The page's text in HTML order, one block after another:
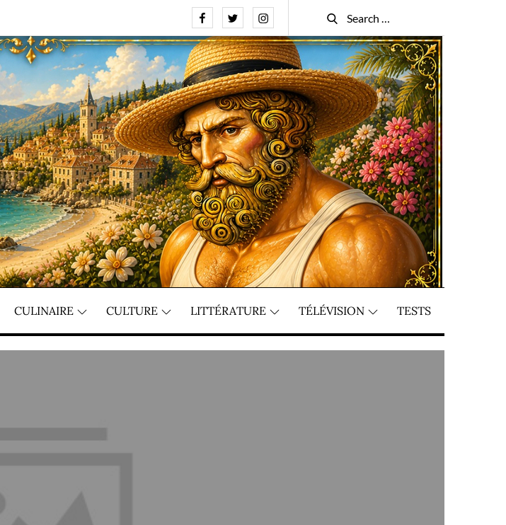
FacebookTwitterInstagram
Search
for:
Search
CULINAIRE CULTURE LITTÉRATURE TÉLÉVISION TESTS